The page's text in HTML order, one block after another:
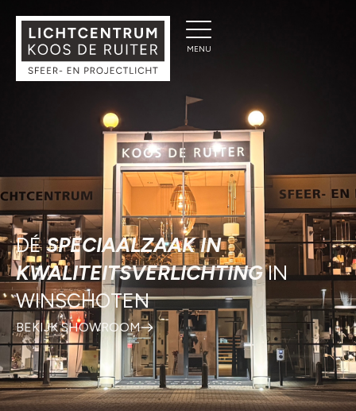
DÉSPECIAALZAAK IN
KWALITEITSVERLICHTINGIN
WINSCHOTEN
BEKIJK SHOWROOM